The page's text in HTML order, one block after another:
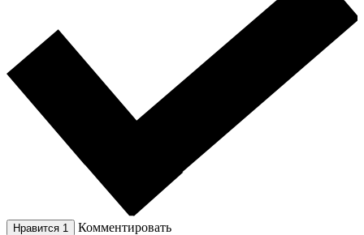
Нравится 1 Комментировать